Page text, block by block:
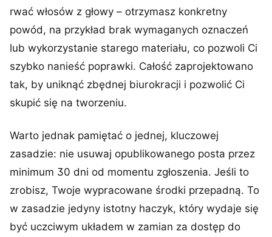
rwać włosów z głowy – otrzymasz konkretny
powód, na przykład brak wymaganych oznaczeń
lub wykorzystanie starego materiału, co pozwoli Ci
szybko nanieść poprawki. Całość zaprojektowano
tak, by uniknąć zbędnej biurokracji i pozwolić Ci
skupić się na tworzeniu.
Warto jednak pamiętać o jednej, kluczowej
zasadzie: nie usuwaj opublikowanego posta przez
minimum 30 dni od momentu zgłoszenia. Jeśli to
zrobisz, Twoje wypracowane środki przepadną. To
w zasadzie jedyny istotny haczyk, który wydaje się
być uczciwym układem w zamian za dostęp do